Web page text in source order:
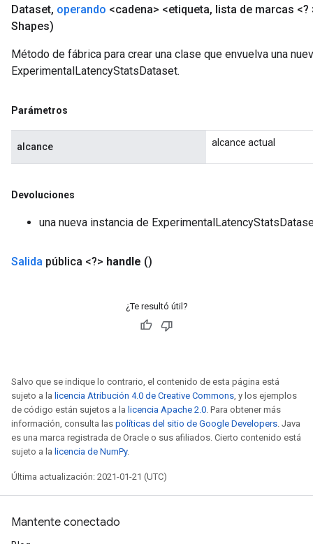
Dataset, operando <cadena> <etiqueta, lista de marcas <?
Shapes)
Método de fábrica para crear una clase que envuelva una
ExperimentalLatencyStatsDataset.
Parámetros
alcance alcance actual
Devoluciones
una nueva instancia de
Salida pública <?> handle ()
¿Te resultó útil?
Salvo que se indique lo contrario, el contenido de esta página está
sujeto a la licencia Atribución 4.0 de Creative Commons, y los ejemplos
de código están sujetos a la licencia Apache 2.0. Para obtener más
información, consulta las políticas del sitio de Google Developers. Java
es una marca registrada de Oracle o sus afiliados. Cierto contenido está
sujeto a la licencia de NumPy.
Última actualización: 2021-01-21 (UTC)
Mantente conectado